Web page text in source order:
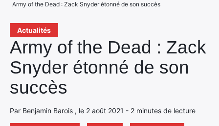
Actualités
Army of the Dead : Zack
Snyder étonné de son
succès
Par Benjamin Barois , le 2 août 2021 - 2 minutes de lecture
Army of the Dead : Zack Snyder étonné de son succès